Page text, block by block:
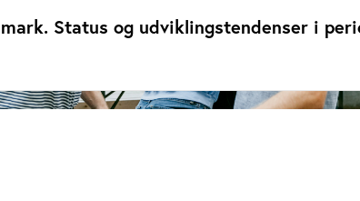
Status og udviklingstendenser i